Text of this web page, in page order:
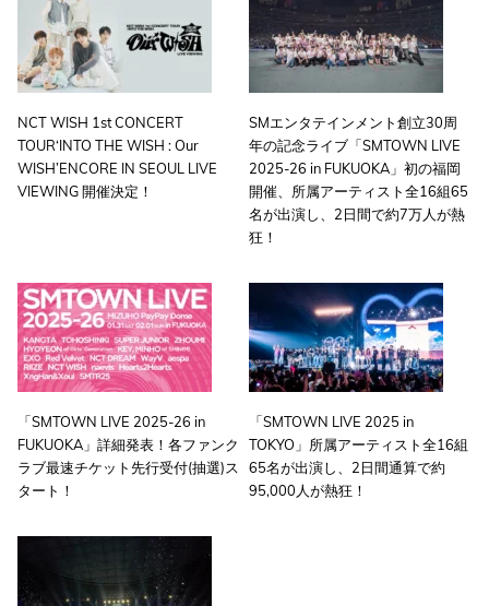
NCT WISH 1st CONCERT
TOUR‘INTO THE WISH : Our
WISH’ENCORE IN SEOUL LIVE
VIEWING 開催決定！
SMエンタテインメント創立30周
年の記念ライブ「SMTOWN LIVE
2025-26 in FUKUOKA」初の福岡
開催、所属アーティスト全16組65
名が出演し、2日間で約7万人が熱
狂！
「SMTOWN LIVE 2025-26 in
FUKUOKA」詳細発表！各ファンク
ラブ最速チケット先行受付(抽選)ス
タート！
「SMTOWN LIVE 2025 in
TOKYO」所属アーティスト全16組
65名が出演し、2日間通算で約
95,000人が熱狂！